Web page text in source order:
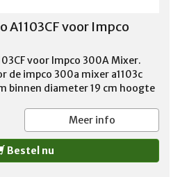
A1103CF voor Impco
voor Impco 300A Mixer.
de impco 300a mixer a1103c
binnen diameter 19 cm hoogte
Meer info
Bestel nu